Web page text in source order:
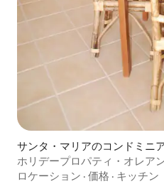
サンタ・マリアのコンドミニ
ホリデープロパティ・オレア
ロケーション · 価格 · キッチン